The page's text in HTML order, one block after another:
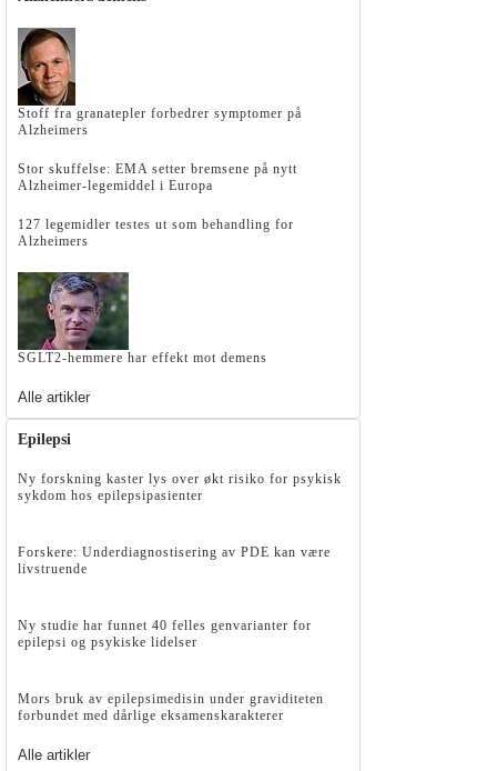
Stoff fra granatepler forbedrer symptomer på
Alzheimers
Stor skuffelse: EMA setter bremsene på nytt
Alzheimer-legemiddel i Europa
127 legemidler testes ut som behandling for
Alzheimers
SGLT2-hemmere har effekt mot demens
Alle artikler
Epilepsi
Ny forskning kaster lys over økt risiko for psykisk
sykdom hos epilepsipasienter
Forskere: Underdiagnostisering av PDE kan være
livstruende
Ny studie har funnet 40 felles genvarianter for
epilepsi og psykiske lidelser
Mors bruk av epilepsimedisin under graviditeten
forbundet med dårlige eksamenskarakterer
Alle artikler